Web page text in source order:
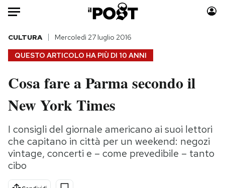
Auto
HOME
Italia
Politica
Tecnologia
Internet
Scienza
Economia
Moda
Storie/Idee
Ok Boomer!
Media
QUESTO ARTICOLO HA PIÙ DI 10 ANNI
CULTURA Mercoledì 27 luglio 2016
Cosa fare a Parma secondo il
New York Times
I consigli del giornale americano ai suoi lettori
che capitano in città per un weekend: negozi
vintage, concerti e – come prevedibile – tanto
cibo